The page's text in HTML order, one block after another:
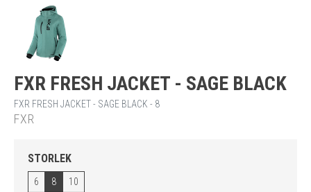
FXR FRESH JACKET - SAGE BLACK
FXR FRESH JACKET - SAGE BLACK - 8
FXR
STORLEK
6 8 10